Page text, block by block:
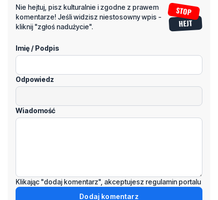
Nie hejtuj, pisz kulturalnie i zgodne z prawem
komentarze! Jeśli widzisz niestosowny wpis -
kliknij "zgłoś nadużycie".
Imię / Podpis
Odpowiedz
Wiadomość
Klikając "dodaj komentarz", akceptujesz regulamin portalu
Dodaj komentarz